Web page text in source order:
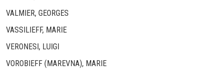
VALMIER, GEORGES
VASSILIEFF, MARIE
VERONESI, LUIGI
VOROBIEFF (MAREVNA), MARIE